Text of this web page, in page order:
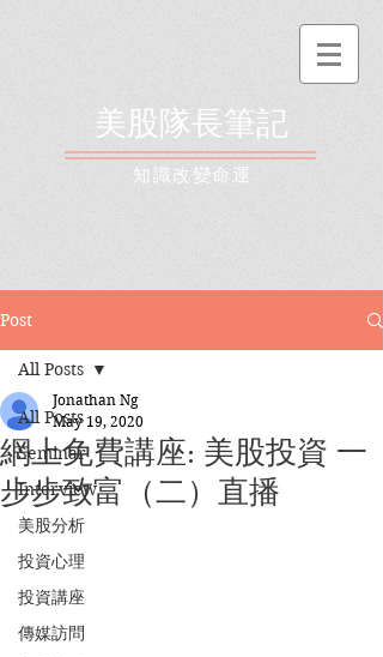
美股隊長筆記
​知識改變命運
Post
All Posts
Seminar
Interview
美股分析
投資心理
投資講座
傳媒訪問
All Posts
網上免費講座: 美股投資 一
步步致富（二）直播
Jonathan Ng
May 19, 2020